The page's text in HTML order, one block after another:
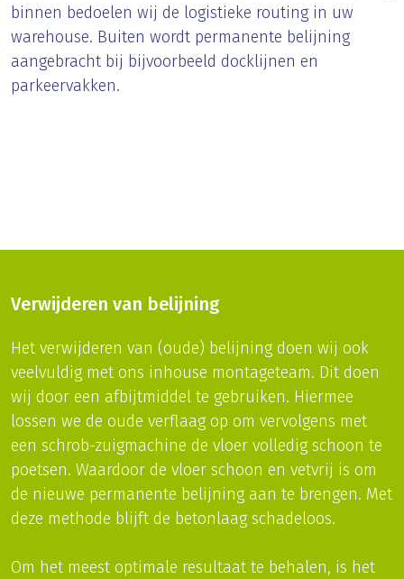
binnen bedoelen wij de logistieke routing in uw
warehouse. Buiten wordt permanente belijning
aangebracht bij bijvoorbeeld docklijnen en
parkeervakken.
Verwijderen van belijning
Het verwijderen van (oude) belijning doen wij ook
veelvuldig met ons inhouse montageteam. Dit doen
wij door een afbijtmiddel te gebruiken. Hiermee
lossen we de oude verflaag op om vervolgens met
een schrob-zuigmachine de vloer volledig schoon te
poetsen. Waardoor de vloer schoon en vetvrij is om
de nieuwe permanente belijning aan te brengen. Met
deze methode blijft de betonlaag schadeloos.
Om het meest optimale resultaat te behalen, is het